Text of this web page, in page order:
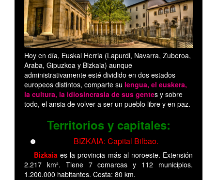
Hoy en día, Euskal Herria (Lapurdi, Navarra, Zuberoa,
Araba, Gipuzkoa y Bizkaia) aunque
administrativamente esté dividido en dos estados
europeos distintos, comparte su lengua, el euskera,
la cultura, la idiosincrasia de sus gentes y sobre
todo, el ansia de volver a ser un pueblo libre y en paz.
Territorios y capitales:
BIZKAIA: Capital Bilbao.
Bizkaia es la provincia más al noroeste. Extensión
2.217 km². Tiene 7 comarcas y 112 municipios.
1.200.000 habitantes. Costa: 80 km.